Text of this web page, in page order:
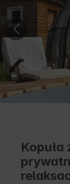
Kopuła